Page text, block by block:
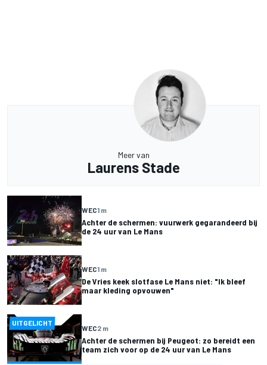
Meer van
Laurens Stade
WEC1 m
Achter de schermen: vuurwerk gegarandeerd bij
de 24 uur van Le Mans
WEC1 m
De Vries keek slotfase Le Mans niet: "Ik bleef
maar kleding opvouwen"
UITGELICHT
WEC2 m
Achter de schermen bij Peugeot: zo bereidt een
team zich voor op de 24 uur van Le Mans